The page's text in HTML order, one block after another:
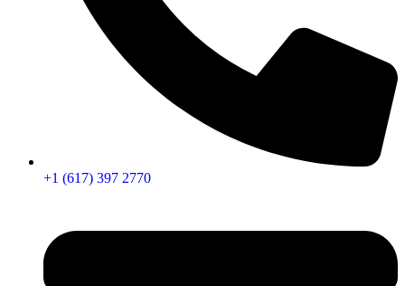
+1 (617) 397 2770